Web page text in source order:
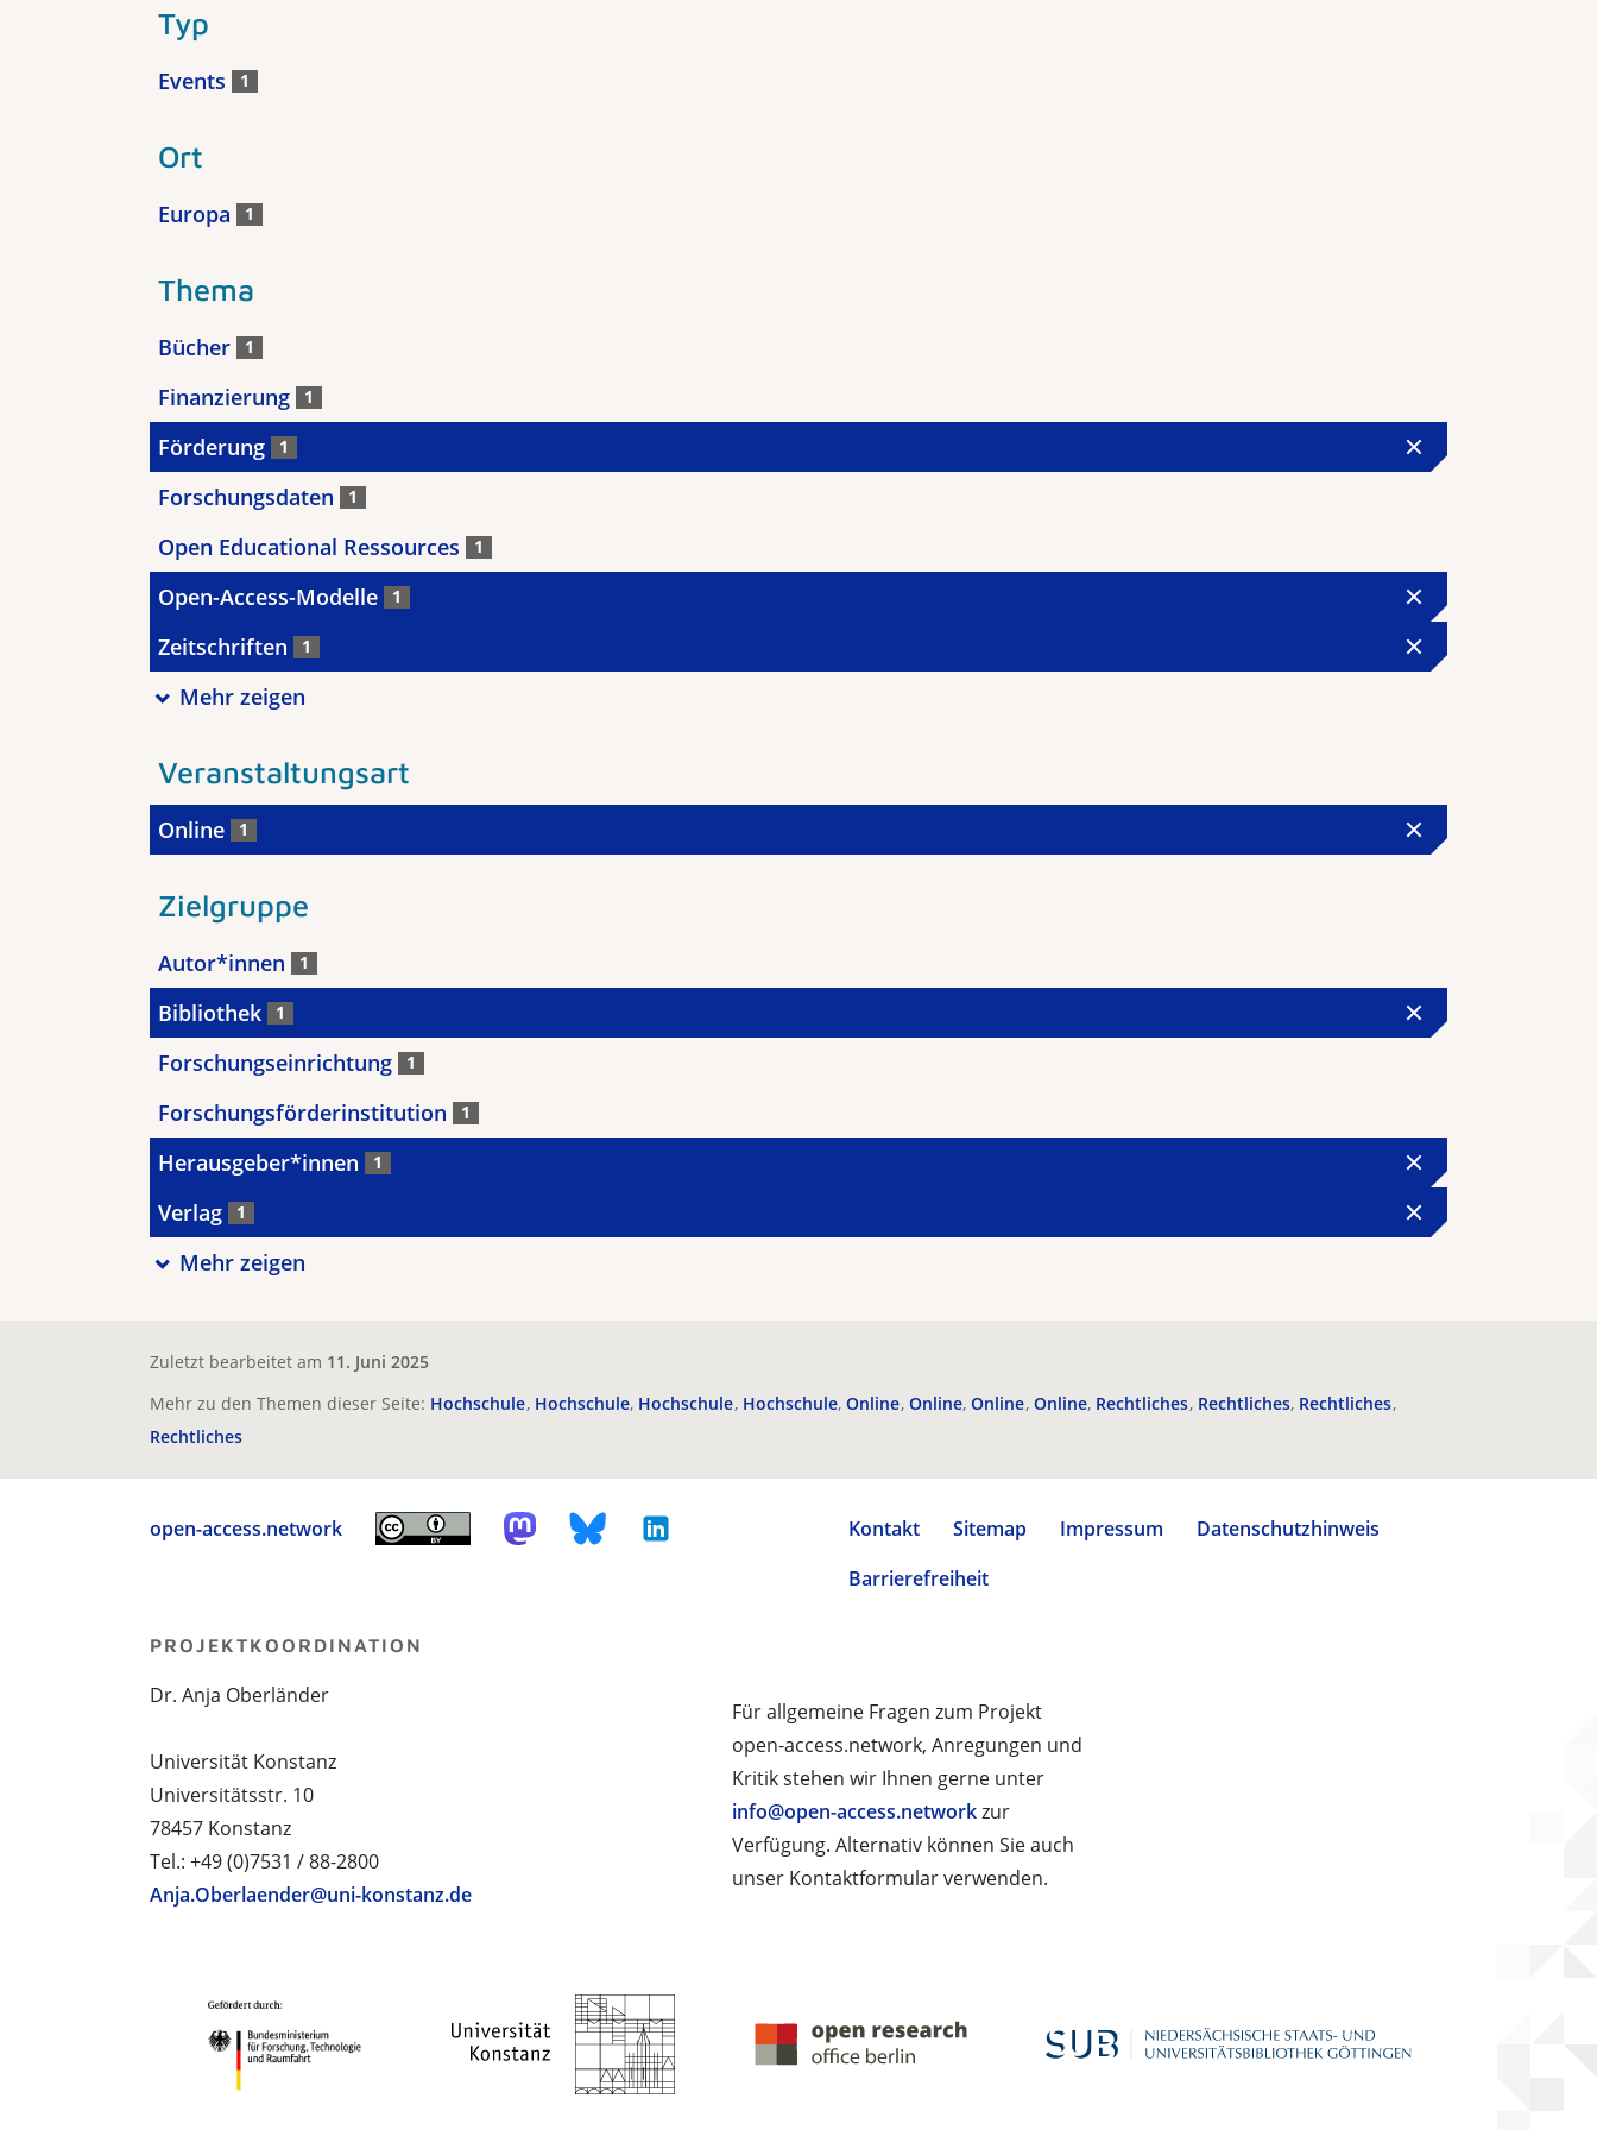
Typ
Events 1
Ort
Europa 1
Thema
Bücher 1
Finanzierung 1
Förderung 1
Forschungsdaten 1
Open Educational Ressources 1
Open-Access-Modelle 1
Zeitschriften 1
Mehr zeigen
Veranstaltungsart
Online 1
Zielgruppe
Autor*innen 1
Bibliothek 1
Forschungseinrichtung 1
Forschungsförderinstitution 1
Herausgeber*innen 1
Verlag 1
Mehr zeigen
Zuletzt bearbeitet am 11. Juni 2025
Mehr zu den Themen dieser Seite: Hochschule Hochschule Hochschule Hochschule Online Online Online Online Rechtliches Rechtliches Rechtliches
Rechtliches
open-access.network Kontakt Sitemap Impressum
Datenschutzhinweis
Barrierefreiheit
Für allgemeine Fragen zum Projekt
open-access.network, Anregungen und
Kritik stehen wir Ihnen gerne unter
info@open-access.networkzur
Verfügung. Alternativ können Sie auch
unser Kontaktformular verwenden.
PROJEKTKOORDINATION
Dr. Anja Oberländer
Universität Konstanz
Universitätsstr. 10
78457 Konstanz
Tel.: +49 (0)7531 / 88-2800
Anja.Oberlaender@uni-konstanz.de